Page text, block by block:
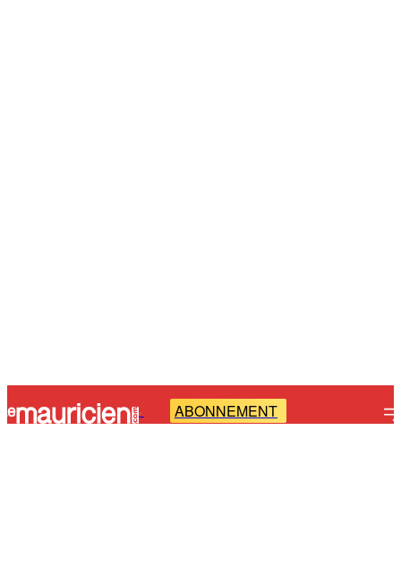
- ABONNEMENT